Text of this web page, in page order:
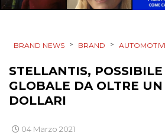
PUNTI VENDITA
BRAND NEWS > BRAND >
STELLANTIS,
GLOBALE DA OLTRE
DOLLARI
04 Marzo 2021